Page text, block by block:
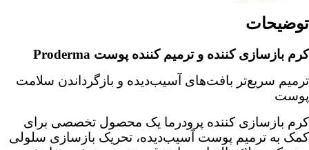
توضیحات
کرم بازسازی کننده و ترمیم کننده پوست Proderma
ترمیم سریع‌تر بافت‌های آسیب‌دیده و بازگرداندن سلامت
پوست
کرم بازسازی کننده پرودرما یک محصول تخصصی برای
کمک به ترمیم پوست آسیب‌دیده، تحریک بازسازی سلولی